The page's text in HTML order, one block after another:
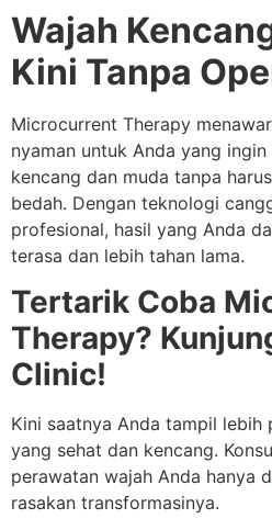
Wajah
Kini Tanpa
Microcurrent Therapy
nyaman untuk Anda yang
kencang dan muda tanpa
bedah. Dengan teknologi
profesional, hasil yang Anda
terasa dan lebih tahan lama.
Tertarik Coba
Therapy?
Clinic!
Kini saatnya Anda tampil
yang sehat dan kencang.
perawatan wajah Anda hanya
rasakan transformasinya.